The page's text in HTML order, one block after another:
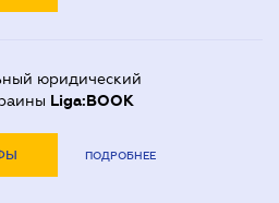
юридический
Liga:BOOK
ПОДРОБНЕЕ